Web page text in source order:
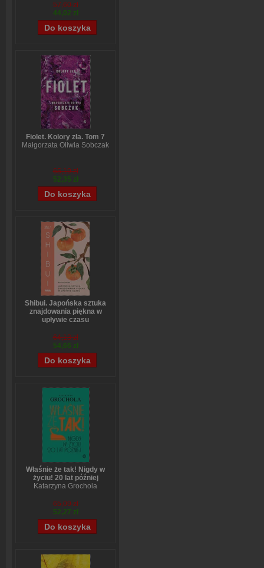
57,60 zł
44,02 zł
Fiolet. Kolory zła. Tom 7
Małgorzata Oliwia Sobczak
65,19 zł
52,35 zł
Shibui. Japońska sztuka
znajdowania piękna w
upływie czasu
64,13 zł
54,66 zł
Właśnie że tak! Nigdy w
życiu! 20 lat później
Katarzyna Grochola
65,09 zł
52,27 zł